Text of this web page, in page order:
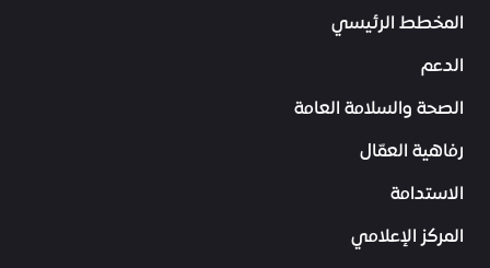
المخطط الرئيسي
الدعم
الصحة والسلامة العامة
رفاهية العمّال
الاستدامة
المركز الإعلامي